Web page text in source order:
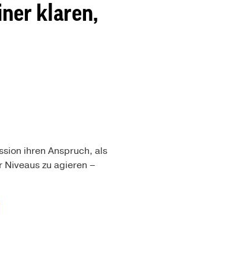
klaren,
ihren Anspruch, als
zu agieren –